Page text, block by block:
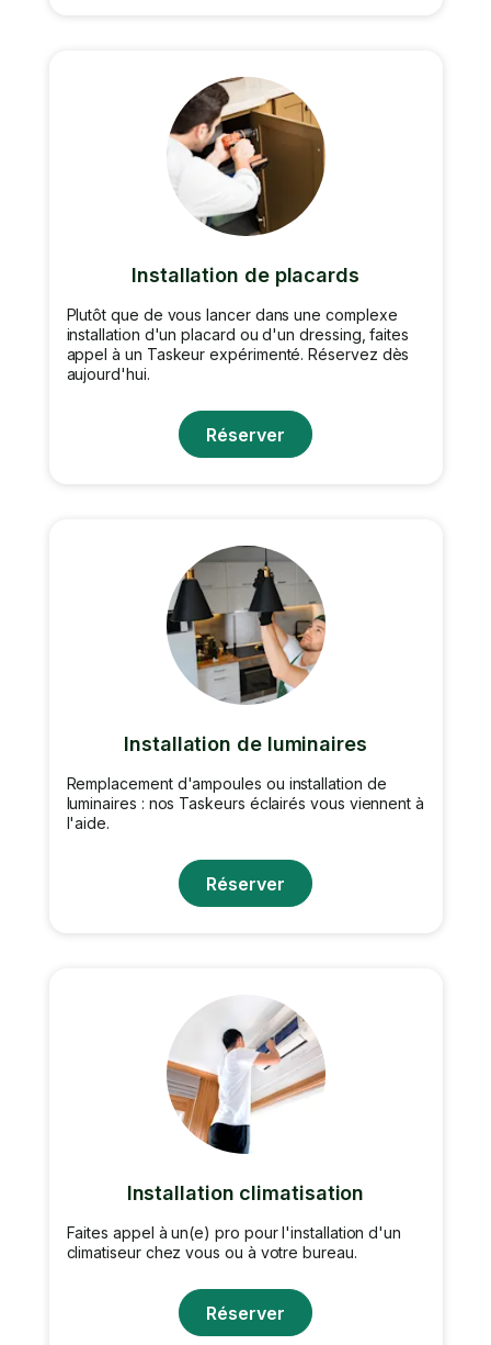
Installation de placards
Plutôt que de vous lancer dans une complexe
installation d'un placard ou d'un dressing, faites
appel à un Taskeur expérimenté. Réservez dès
aujourd'hui.
Réserver
Installation de luminaires
Remplacement d'ampoules ou installation de
luminaires : nos Taskeurs éclairés vous viennent à
l'aide.
Réserver
Installation climatisation
Faites appel à un(e) pro pour l'installation d'un
climatiseur chez vous ou à votre bureau.
Réserver